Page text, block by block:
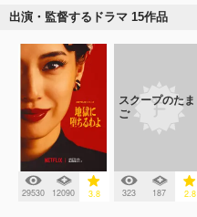
出演・監督するドラマ 15作品
29530 12090 3.8
スクープのたま
ご
323 187 2.8